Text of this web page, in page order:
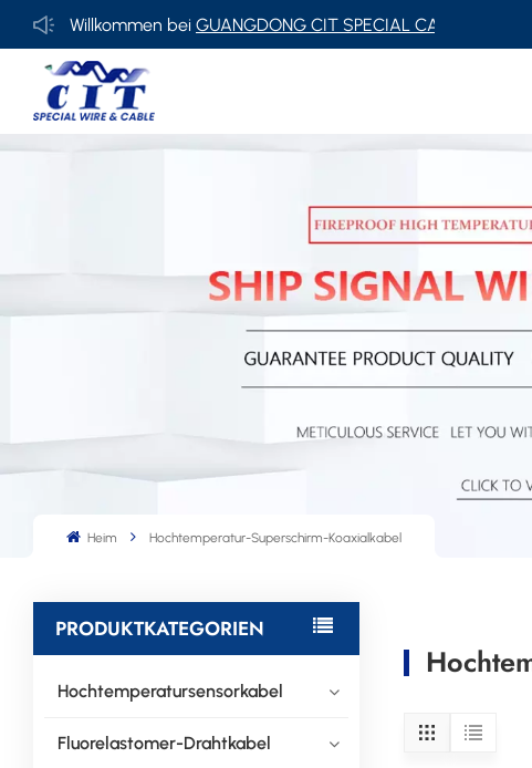
Willkommen beiGUANGDONG CIT SPECIAL CABLE Co., Ltd.
Heim Hochtemperatur-Superschirm-Koaxialkabel
PRODUKTKATEGORIEN
Hochtemperatursensorkabel
Fluorelastomer-Drahtkabel